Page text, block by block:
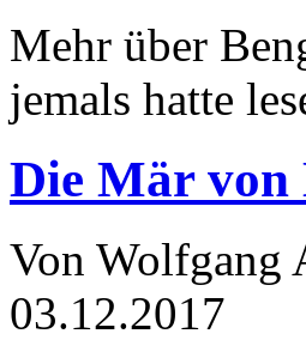
Mehr über
jemals hatte
Die Mär
Von Wolfgang
03.12.2017